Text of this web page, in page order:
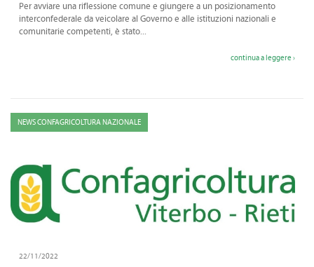
Per avviare una riflessione comune e giungere a un posizionamento
interconfederale da veicolare al Governo e alle istituzioni nazionali e
comunitarie competenti, è stato...
continua a leggere ›
NEWS CONFAGRICOLTURA NAZIONALE
22/11/2022